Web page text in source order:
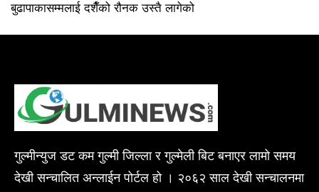
बुढापाकासम्मलाई दशैँको रौनक उस्तै लागेको
गुल्मीन्युज डट कम गुल्मी जिल्ला र गुल्मेली बिट बनाएर लामो समय
देखी सन्चालित अन्लाईन पोर्टल हो । २०६२ साल देखी सन्चालनमा